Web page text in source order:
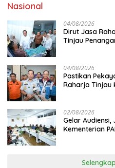
Nasional
04/08/2026
Dirut Jasa
Tinjau
04/08/2026
Pastikan
Raharja Tinjau
02/08/2026
Gelar
Kementerian